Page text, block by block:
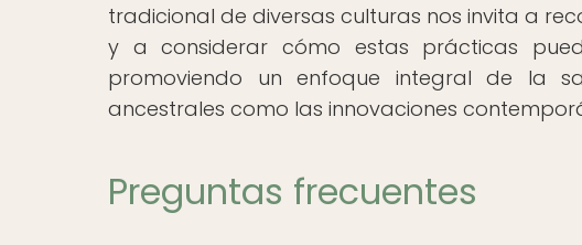
tradicional de diversas culturas nos invita a
y a considerar cómo estas prácticas
promoviendo un enfoque integral de la
ancestrales como las innovaciones
Preguntas frecuentes